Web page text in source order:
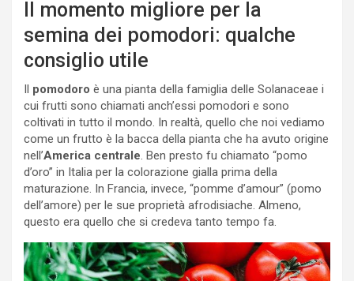
Il momento migliore per la
semina dei pomodori: qualche
consiglio utile
pomodoro è una pianta della famiglia delle Solanaceae i
cui frutti sono chiamati anch’essi pomodori e sono
coltivati in tutto il mondo. In realtà, quello che noi vediamo
come un frutto è la bacca della pianta che ha avuto origine
nell’America centrale. Ben presto fu chiamato “pomo
d’oro” in Italia per la colorazione gialla prima della
maturazione. In Francia, invece, “pomme d’amour” (pomo
dell’amore) per le sue proprietà afrodisiache. Almeno,
questo era quello che si credeva tanto tempo fa.